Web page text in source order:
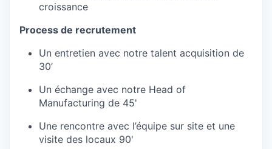
croissance
Process de recrutement
Un entretien avec notre talent acquisition de
30’
Un échange avec notre Head of
Manufacturing de 45'
Une rencontre avec l’équipe sur site et une
visite des locaux 90'